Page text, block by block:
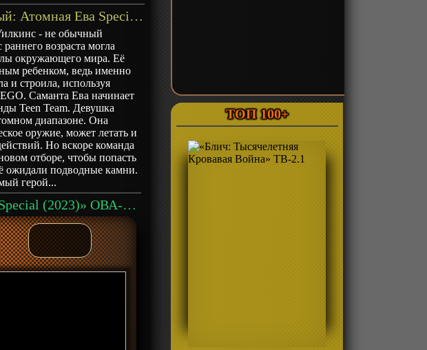
«Неуязвимый: Атомная Ева Special (2023)» ОВА-1 - описание
- не обычный
возраста могла
окружающего мира. Её
ребенком, ведь именно
и строила, используя
Саманта Ева начинает
Teen Team. Девушка
диапазоне. Она
оружие, может летать и
Но вскоре команда
отборе, чтобы попасть
ожидали подводные камни.
герой...
Аниме «Неуязвимый: Атомная Ева Special (2023)» ОВА-1 смотреть онлайн
ТОП 100+